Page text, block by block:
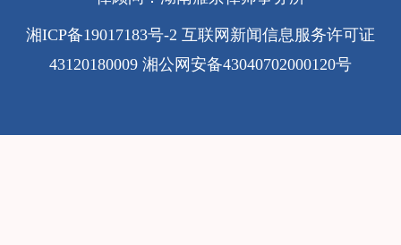
湘ICP备19017183号-2 互联网新闻信息服务许可证
43120180009 湘公网安备43040702000120号